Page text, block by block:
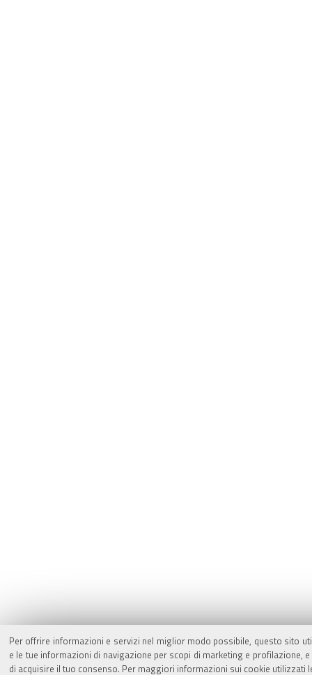
Per offrire informazioni e servizi nel miglior modo possibile, questo sito
e le tue informazioni di navigazione per scopi di marketing e
di acquisire il tuo consenso. Per maggiori informazioni sui cookie utilizzati